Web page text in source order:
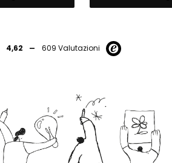
4,62 - 609 Valutazioni